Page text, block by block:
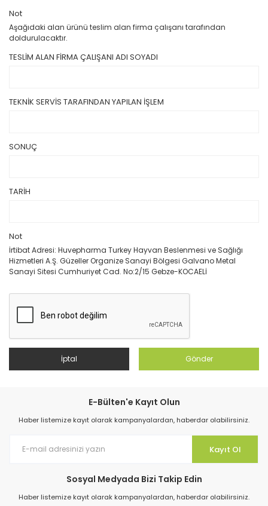
Not
Aşağıdaki alan ürünü teslim alan firma çalışanı tarafından
doldurulacaktır.
TESLİM ALAN FİRMA ÇALIŞANI ADI SOYADI
TEKNİK SERVİS TARAFINDAN YAPILAN İŞLEM
SONUÇ
TARİH
Not
İrtibat Adresi: Huvepharma Turkey Hayvan Beslenmesi ve Sağlığı
Hizmetleri A.Ş. Güzeller Organize Sanayi Bölgesi Galvano Metal
Sanayi Sitesi Cumhuriyet Cad. No:2/15 Gebze-KOCAELİ
İptal Gönder
E-Bülten'e Kayıt Olun
Haber listemize kayıt olarak kampanyalardan, haberdar olabilirsiniz.
Kayıt Ol
Sosyal Medyada Bizi Takip Edin
Haber listemize kayıt olarak kampanyalardan, haberdar olabilirsiniz.